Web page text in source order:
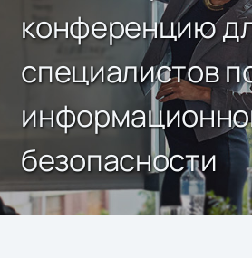
конференцию
специалистов
безопасности